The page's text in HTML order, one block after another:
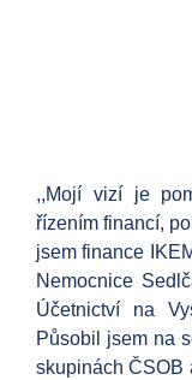
,,Mojí vizí je
řízením financí,
jsem finance
Nemocnice
Účetnictví na
Působil jsem na
skupinách ČSOB